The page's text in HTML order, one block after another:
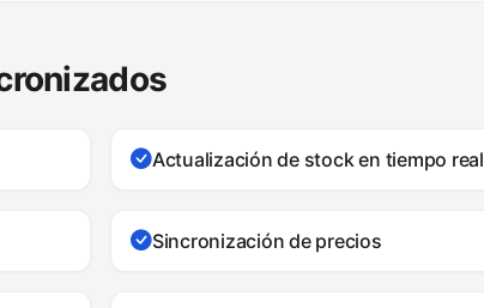
Actualización de stock en tiempo real
Sincronización de precios